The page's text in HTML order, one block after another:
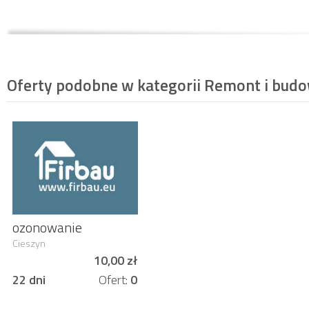
Oferty podobne w kategorii Remont i
ozonowanie
usuwanie zapachów
Cieszyn
10,00 zł
22 dni
Ofert: 0